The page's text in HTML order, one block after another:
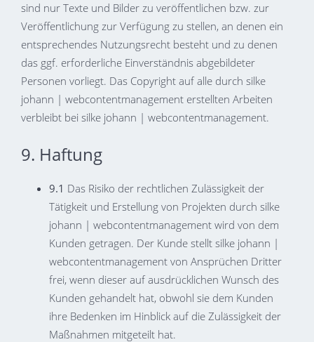
sind nur Texte und Bilder zu veröffentlichen bzw. zur
Veröffentlichung zur Verfügung zu stellen, an denen ein
entsprechendes Nutzungsrecht besteht und zu denen
das ggf. erforderliche Einverständnis abgebildeter
Personen vorliegt. Das Copyright auf alle durch silke
johann | webcontentmanagement erstellten Arbeiten
verbleibt bei silke johann | webcontentmanagement.
9. Haftung
9.1 Das Risiko der rechtlichen Zulässigkeit der
Tätigkeit und Erstellung von Projekten durch silke
johann | webcontentmanagement wird von dem
Kunden getragen. Der Kunde stellt silke johann |
webcontentmanagement von Ansprüchen Dritter
frei, wenn dieser auf ausdrücklichen Wunsch des
Kunden gehandelt hat, obwohl sie dem Kunden
ihre Bedenken im Hinblick auf die Zulässigkeit der
Maßnahmen mitgeteilt hat.